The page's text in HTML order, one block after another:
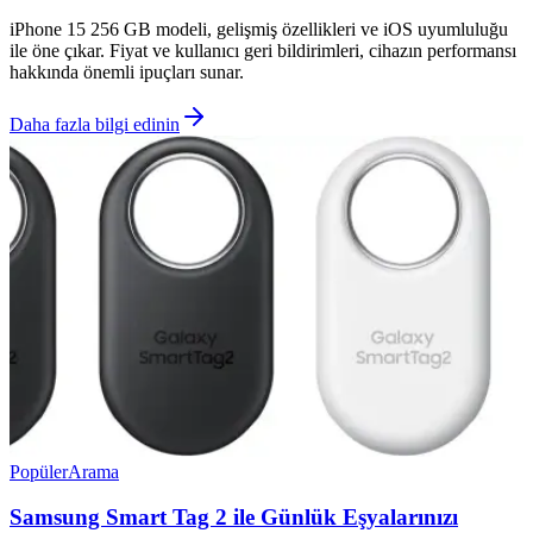
iPhone 15 256 GB modeli, gelişmiş özellikleri ve iOS uyumluluğu
ile öne çıkar. Fiyat ve kullanıcı geri bildirimleri, cihazın performansı
hakkında önemli ipuçları sunar.
Daha fazla bilgi edinin
PopülerArama
Samsung Smart Tag 2 ile Günlük Eşyalarınızı